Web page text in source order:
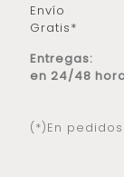
Envío
Gratis*
Entregas:
en 24/48
(*)En